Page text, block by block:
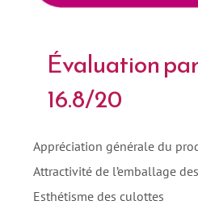
Évaluation
16.8/20
Appréciation générale du
Attractivité de l’emballage
Esthétisme des culottes